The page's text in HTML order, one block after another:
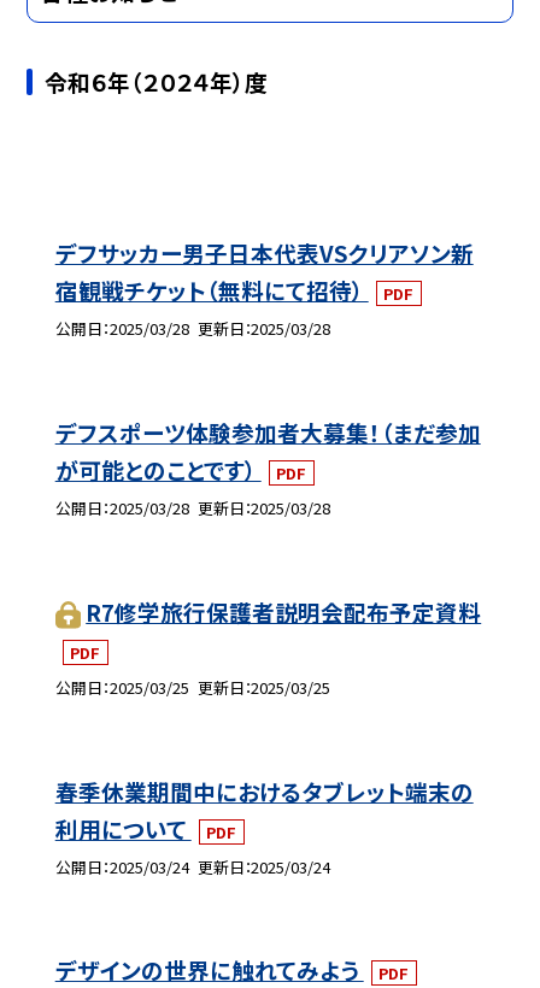
令和６年（２０２４年）度
デフサッカー男子日本代表VSクリアソン新
宿観戦チケット（無料にて招待）
PDF
公開日 2025/03/28 更新日 2025/03/28
デフスポーツ体験参加者大募集！（まだ参加
が可能とのことです）
PDF
公開日 2025/03/28 更新日 2025/03/28
R7修学旅行保護者説明会配布予定資料
PDF
公開日 2025/03/25 更新日 2025/03/25
春季休業期間中におけるタブレット端末の
利用について
PDF
公開日 2025/03/24 更新日 2025/03/24
デザインの世界に触れてみよう
PDF